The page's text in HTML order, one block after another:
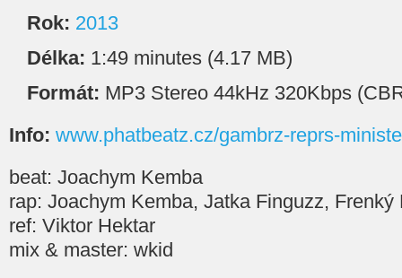
Rok: 2013
Délka: 1:49 minutes (4.17 MB)
Formát: MP3 Stereo 44kHz 320Kbps
Info: www.phatbeatz.cz/gambrz-reprs-
beat: Joachym Kemba
rap: Joachym Kemba, Jatka Finguzz, Frenký
ref: Viktor Hektar
mix & master: wkid